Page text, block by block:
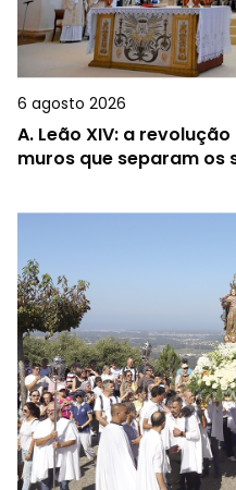
6 agosto 2026
A. Leão XIV: a
muros que separam os